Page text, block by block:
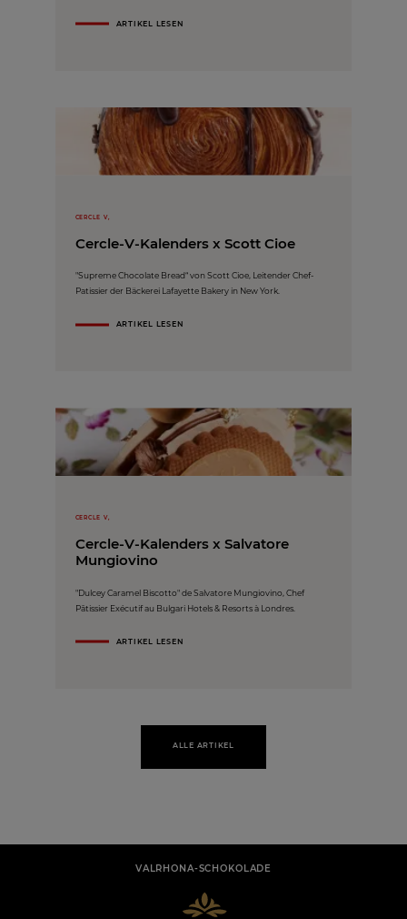
ARTIKEL LESEN
CERCLE V,
Cercle-V-Kalenders x Scott Cioe
"Supreme Chocolate Bread“ von Scott Cioe, Leitender Chef-
Patissier der Bäckerei Lafayette Bakery in New York.
ARTIKEL LESEN
CERCLE V,
Cercle-V-Kalenders x Salvatore
Mungiovino
"Dulcey Caramel Biscotto" de Salvatore Mungiovino, Chef
Pâtissier Exécutif au Bulgari Hotels & Resorts à Londres.
ARTIKEL LESEN
ALLE ARTIKEL
VALRHONA-SCHOKOLADE